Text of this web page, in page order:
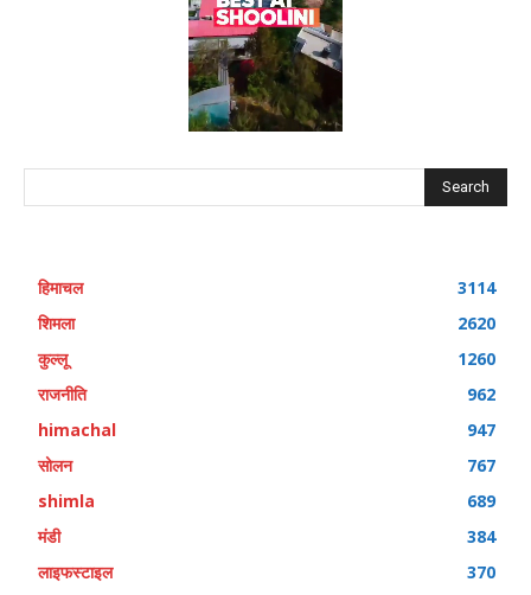
Search
हिमाचल
3114
शिमला
2620
कुल्लू
1260
राजनीति
962
himachal
947
सोलन
767
shimla
689
मंडी
384
लाइफस्टाइल
370